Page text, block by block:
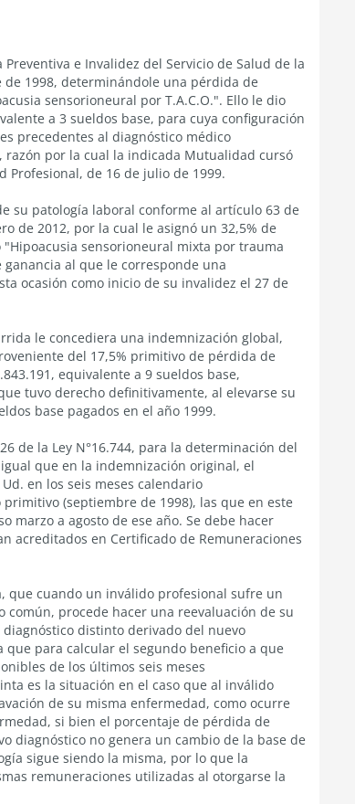
e Invalidez del Servicio de Salud de la
de 1998, determinándole una pérdida de
sensorioneural por T.A.C.O.". Ello le dio
a 3 sueldos base, para cuya configuración
precedentes al diagnóstico médico
razón por la cual la indicada Mutualidad cursó
Profesional, de 16 de julio de 1999.
su patología laboral conforme al artículo 63 de
de 2012, por la cual le asignó un 32,5% de
sensorioneural mixta por trauma
al que le corresponde una
ocasión como inicio de su invalidez el 27 de
le concediera una indemnización global,
del 17,5% primitivo de pérdida de
equivalente a 9 sueldos base,
tuvo derecho definitivamente, al elevarse su
base pagados en el año 1999.
de la Ley N°16.744, para la determinación del
que en la indemnización original, el
en los seis meses calendario
(septiembre de 1998), las que en este
marzo a agosto de ese año. Se debe hacer
acreditados en Certificado de Remuneraciones
que cuando un inválido profesional sufre un
procede hacer una reevaluación de su
distinto derivado del nuevo
para calcular el segundo beneficio a que
de los últimos seis meses
es la situación en el caso que al inválido
de su misma enfermedad, como ocurre
si bien el porcentaje de pérdida de
diagnóstico no genera un cambio de la base de
sigue siendo la misma, por lo que la
remuneraciones utilizadas al otorgarse la